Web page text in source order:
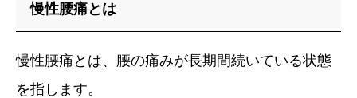
慢性腰痛とは
慢性腰痛とは、腰の痛みが長期間続いている状態
を指します。